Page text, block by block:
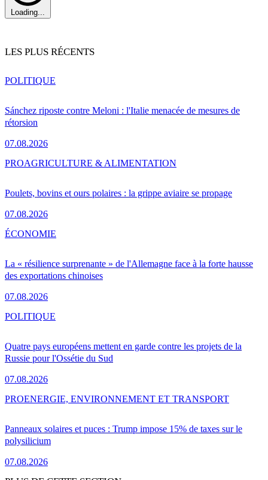
Loading...
LES PLUS RÉCENTS
Sánchez riposte contre Meloni : l'Italie menacée de mesures de
rétorsion
07.08.2026
POLITIQUE
Poulets, bovins et ours polaires : la grippe aviaire se propage
07.08.2026
PROAGRICULTURE & ALIMENTATION
La « résilience surprenante » de l'Allemagne face à la forte hausse
des exportations chinoises
07.08.2026
ÉCONOMIE
Quatre pays européens mettent en garde contre les projets de la
Russie pour l'Ossétie du Sud
07.08.2026
POLITIQUE
Panneaux solaires et puces : Trump impose 15% de taxes sur le
polysilicium
07.08.2026
PROENERGIE, ENVIRONNEMENT ET TRANSPORT